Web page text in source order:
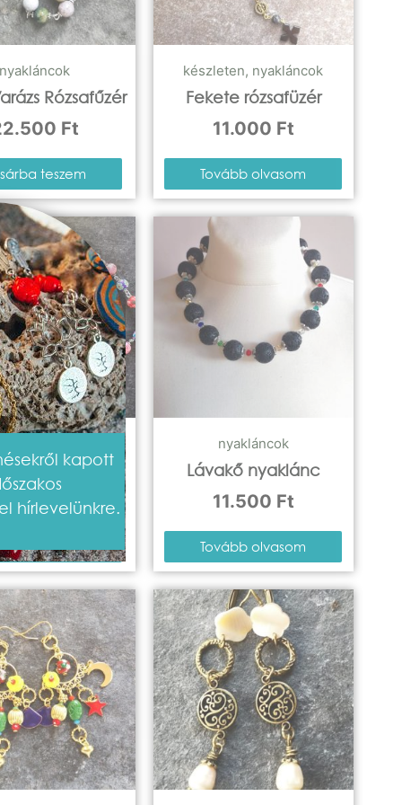
nyakláncok
Rózsafűzér
Ft
teszem
készleten, nyakláncok
Fekete rózsafüzér
11.000 Ft
Tovább olvasom
nyaklánc
Ft
teszem
nyakláncok
Lávakő nyaklánc
11.500 Ft
Tovább olvasom
kapott
hírlevelünkre.